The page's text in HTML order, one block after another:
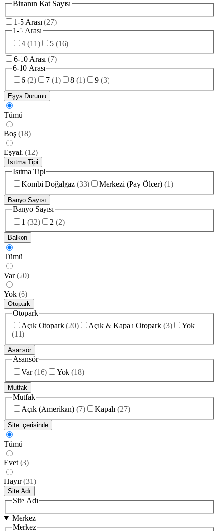
Binanın Kat Sayısı
1-5 Arası (27)
1-5 Arası
4 (11) 5 (16)
6-10 Arası (7)
6-10 Arası
6 (2) 7 (1) 8 (1) 9 (3)
Eşya Durumu
Tümü
Boş (18)
Eşyalı (12)
Isıtma Tipi
Isıtma Tipi
Kombi Doğalgaz (33) Merkezi (Pay Ölçer) (1)
Banyo Sayısı
Banyo Sayısı
1 (32) 2 (2)
Balkon
Tümü
Var (20)
Yok (6)
Otopark
Otopark
Açık Otopark (20) Açık & Kapalı Otopark (3)
Yok
(11)
Asansör
Asansör
Var (16) Yok (18)
Mutfak
Mutfak
Açık (Amerikan) (7) Kapalı (27)
Site İçerisinde
Tümü
Evet (3)
Hayır (31)
Site Adı
Site Adı
Merkez
Merkez